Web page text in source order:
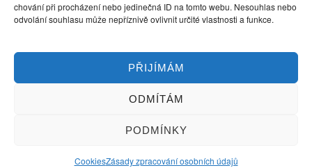
chování při procházení nebo jedinečná ID na tomto webu. Nesouhlas nebo
odvolání souhlasu může nepříznivě ovlivnit určité vlastnosti a funkce.
PŘIJÍMÁM
ODMÍTÁM
PODMÍNKY
CookiesZásady zpracování osobních údajů
Kniha Domácí mlékař Nápověda